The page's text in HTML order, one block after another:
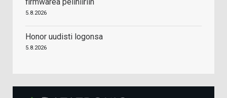
firmwarea pelihiiriin
5.8.2026
Honor uudisti logonsa
5.8.2026